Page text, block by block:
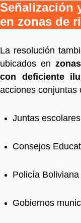
Señalización
en zonas de
La resolución
ubicados en
con deficiente
acciones conjuntas
Juntas
Consejos
Policía Boliviana
Gobiernos